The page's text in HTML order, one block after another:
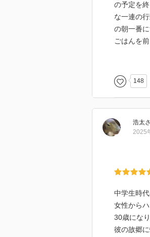
の予定を
な一連の
の朝一番
ごはんを
とはいえ
に何かが
そんな前
たらどう
て浮かび上
しかし、
『もし明
148
浩太
2025
中学生時
女性から
30歳にな
彼の故郷